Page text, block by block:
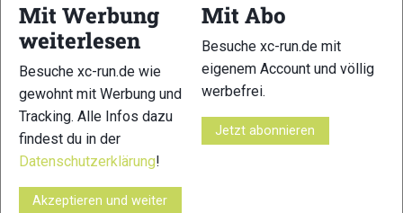
17 18
Mit Werbung
weiterlesen
Besuche xc-run.de wie
gewohnt mit Werbung und
Tracking. Alle Infos dazu
findest du in der
Datenschutzerklärung!
Akzeptieren und weiter
Mit Abo
Besuche xc-run.de mit
eigenem Account und völlig
werbefrei.
Jetzt abonnieren